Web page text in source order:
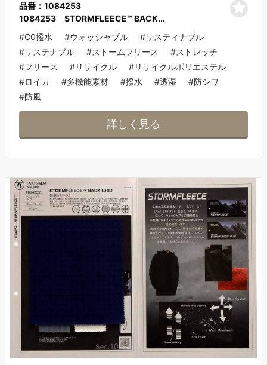
品番：1084253
1084253 STORMFLEECE™ BACK...
#C0撥水
#ウォッシャブル
#サスティナブル
#サステナブル
#ストームフリース
#ストレッチ
#フリース
#リサイクル
#リサイクルポリエステル
#ロイカ
#多機能素材 #撥水 #透湿
#防シワ
#防風
詳しく見る